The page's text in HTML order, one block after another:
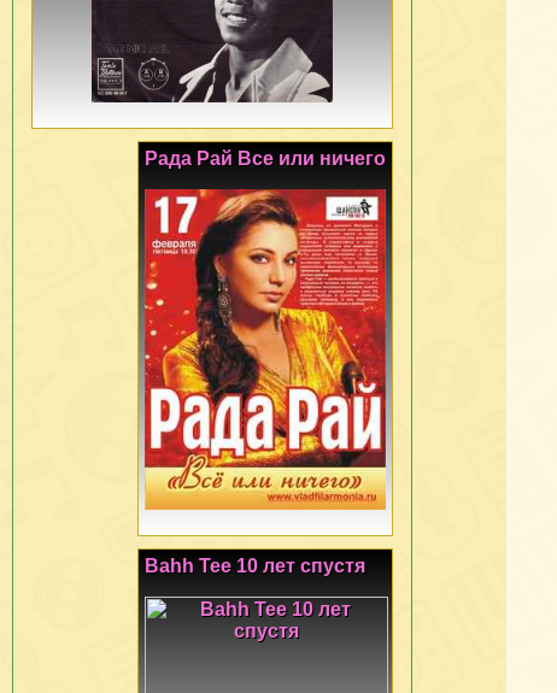
Рада Рай Все или ничего
Bahh Tee 10 лет спустя